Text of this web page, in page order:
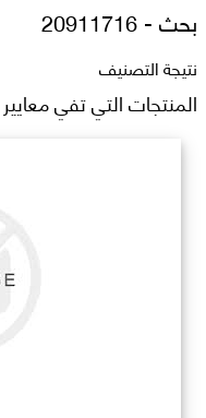
بحث -20911716
نتيجة التصنيف
المنتجات التي تفي معايير